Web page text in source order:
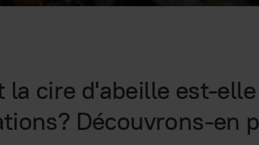
la cire d'abeille est-
Découvrons-en